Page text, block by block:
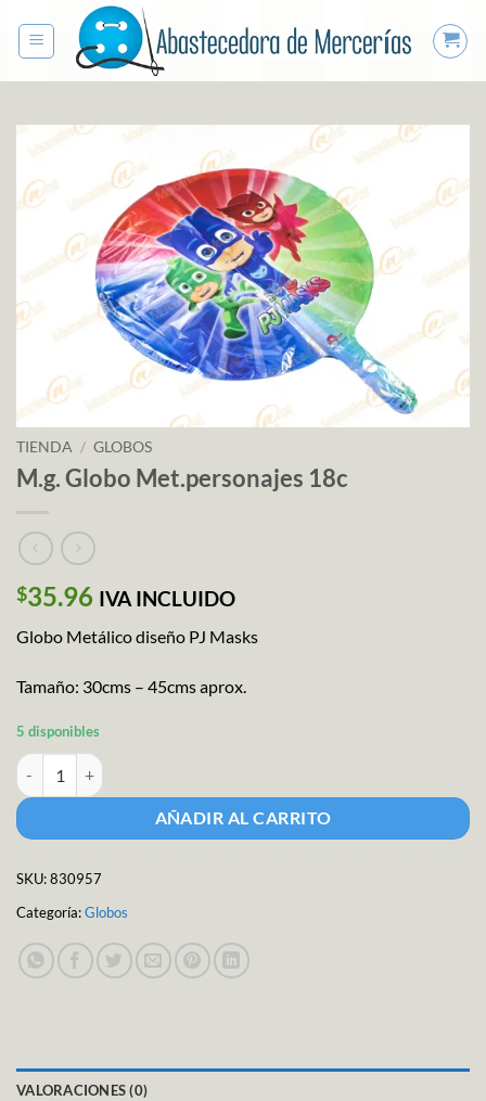
TIENDA / GLOBOS
M.g. Globo Met.personajes 18c
$35.96 IVA INCLUIDO
Globo Metálico diseño PJ Masks
Tamaño: 30cms – 45cms aprox.
5 disponibles
M.g. Globo Met.personajes 18c cantidad
AÑADIR AL CARRITO
SKU:830957
Categoría:Globos
VALORACIONES (0)